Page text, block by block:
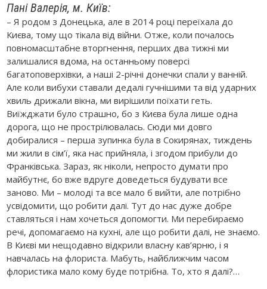
Пані Валерія, м. Київ:
– Я родом з Донецька, але в 2014 році переїхала до
Києва, тому що тікала від війни. Отже, коли почалось
повномасштабне вторгнення, перших два тижні ми
залишалися вдома, на останньому поверсі
багатоповерхівки, а наші 2-річні донечки спали у ванній.
Але коли вибухи ставали дедалі гучнішими та від ударних
хвиль дрижали вікна, ми вирішили поїхати геть.
Виїжджати було страшно, бо з Києва була лише одна
дорога, що не прострілювалась. Сюди ми довго
добиралися – перша зупинка була в Сокирянах, тиждень
ми жили в сім’ї, яка нас прийняла, і згодом прибули до
Франківська. Зараз, як ніколи, непросто думати про
майбутнє, бо вже вдруге доведеться будувати все
заново. Ми – молоді та все мало б вийти, але потрібно
усвідомити, що робити далі. Тут до нас дуже добре
ставляться і нам хочеться допомогти. Ми перебираємо
речі, допомагаємо на кухні, але що робити далі, не знаємо.
В Києві ми нещодавно відкрили власну кав’ярню, і я
навчалась на флориста. Мабуть, найближчим часом
флористика мало кому буде потрібна. То, хто я далі?…